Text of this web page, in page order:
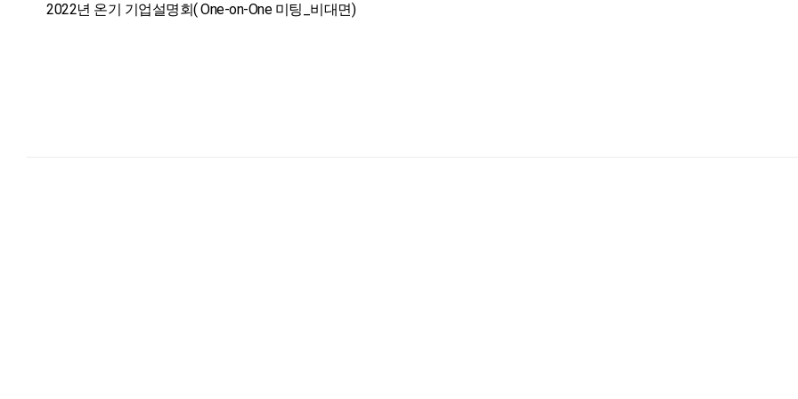
2022년 온기 기업설명회( One-on-One 미팅_비대면)